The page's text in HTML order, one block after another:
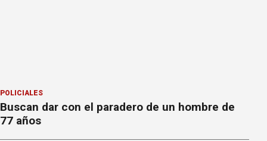
POLICIALES
Buscan dar con el paradero de un hombre de
77 años